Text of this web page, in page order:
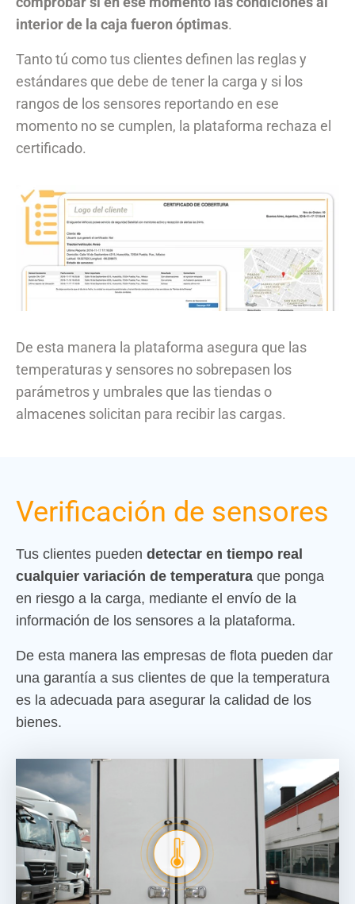
interior de la caja fueron óptimas.
Tanto tú como tus clientes definen las reglas y
estándares que debe de tener la carga y si los
rangos de los sensores reportando en ese
momento no se cumplen, la plataforma rechaza el
certificado.
De esta manera la plataforma asegura que las
temperaturas y sensores no sobrepasen los
parámetros y umbrales que las tiendas o
almacenes solicitan para recibir las cargas.
Verificación de sensores
Tus clientes pueden detectar en tiempo real
cualquier variación de temperatura que ponga
en riesgo a la carga, mediante el envío de la
información de los sensores a la plataforma.
De esta manera las empresas de flota pueden dar
una garantía a sus clientes de que la temperatura
es la adecuada para asegurar la calidad de los
bienes.